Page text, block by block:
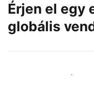
Érjen el egy
globális
Érjen el új